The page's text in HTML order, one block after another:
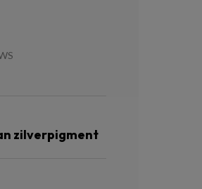
zilverpigment